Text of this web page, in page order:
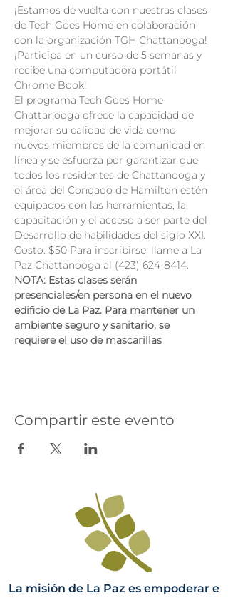
¡Estamos de vuelta con nuestras clases
de Tech Goes Home en colaboración
con la organización TGH Chattanooga!
¡Participa en un curso de 5 semanas y
recibe una computadora portátil
Chrome Book!
El programa Tech Goes Home
Chattanooga ofrece la capacidad de
mejorar su calidad de vida como
nuevos miembros de la comunidad en
línea y se esfuerza por garantizar que
todos los residentes de Chattanooga y
el área del Condado de Hamilton estén
equipados con las herramientas, la
capacitación y el acceso a ser parte del
Desarrollo de habilidades del siglo XXI.
Costo: $50 Para inscribirse, llame a La
Paz Chattanooga al (423) 624-8414.
NOTA: Estas clases serán
presenciales/en persona en el nuevo
edificio de La Paz. Para mantener un
ambiente seguro y sanitario, se
requiere el uso de mascarillas
Compartir este evento
La misión de La Paz es empoderar e